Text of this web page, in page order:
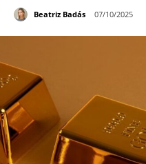
Beatriz Badás 07/10/2025